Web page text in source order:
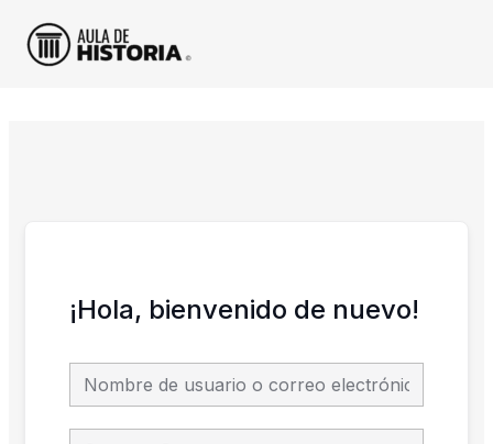
contenido
¡Hola, bienvenido de nuevo!